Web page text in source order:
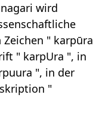
wird
" karpūra
" karpUra ", in
", in der
"